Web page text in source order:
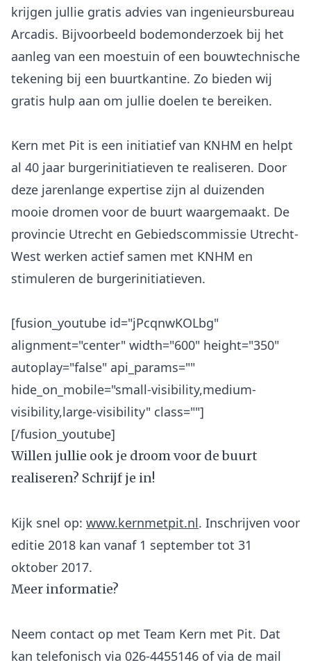
krijgen jullie gratis advies van ingenieursbureau
Arcadis. Bijvoorbeeld bodemonderzoek bij het
aanleg van een moestuin of een bouwtechnische
tekening bij een buurtkantine. Zo bieden wij
gratis hulp aan om jullie doelen te bereiken.
Kern met Pit is een initiatief van KNHM en helpt
al 40 jaar burgerinitiatieven te realiseren. Door
deze jarenlange expertise zijn al duizenden
mooie dromen voor de buurt waargemaakt. De
provincie Utrecht en Gebiedscommissie Utrecht-
West werken actief samen met KNHM en
stimuleren de burgerinitiatieven.
[fusion_youtube id="jPcqnwKOLbg"
alignment="center" width="600" height="350"
autoplay="false" api_params=""
hide_on_mobile="small-visibility,medium-
visibility,large-visibility" class=""]
Willen jullie ook je droom voor de buurt
realiseren? Schrijf je in!
Kijk snel op: www.kernmetpit.nl. Inschrijven voor
editie 2018 kan vanaf 1 september tot 31
Meer informatie?
Neem contact op met Team Kern met Pit. Dat
kan telefonisch via 026-4455146 of via de mail